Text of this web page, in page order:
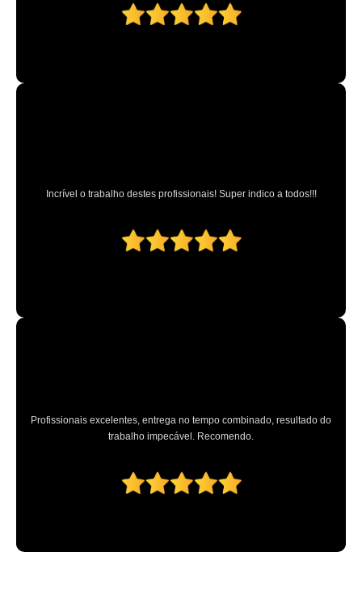
Incrível o trabalho destes profissionais! Super indico a todos!!!
Profissionais excelentes, entrega no tempo combinado, resultado do
trabalho impecável. Recomendo.